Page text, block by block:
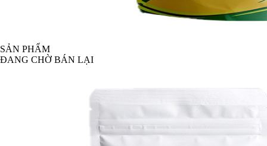
SẢN PHẨM
ĐANG CHỜ BÁN LẠI